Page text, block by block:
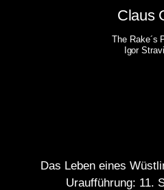
Claus
The Rake´s
Igor
Das Leben eines
Uraufführung: 11.